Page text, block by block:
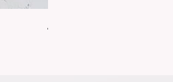
Abanico SKY | HF